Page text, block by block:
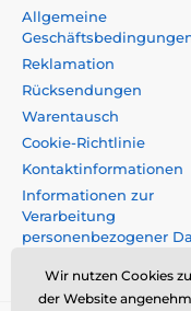
Allgemeine
Reklamation
Rücksendungen
Warentausch
Cookie-Richtlinie
Kontaktinformationen
Informationen zur
Verarbeitung
personenbezogener
Wir nutzen Cookies
der Website